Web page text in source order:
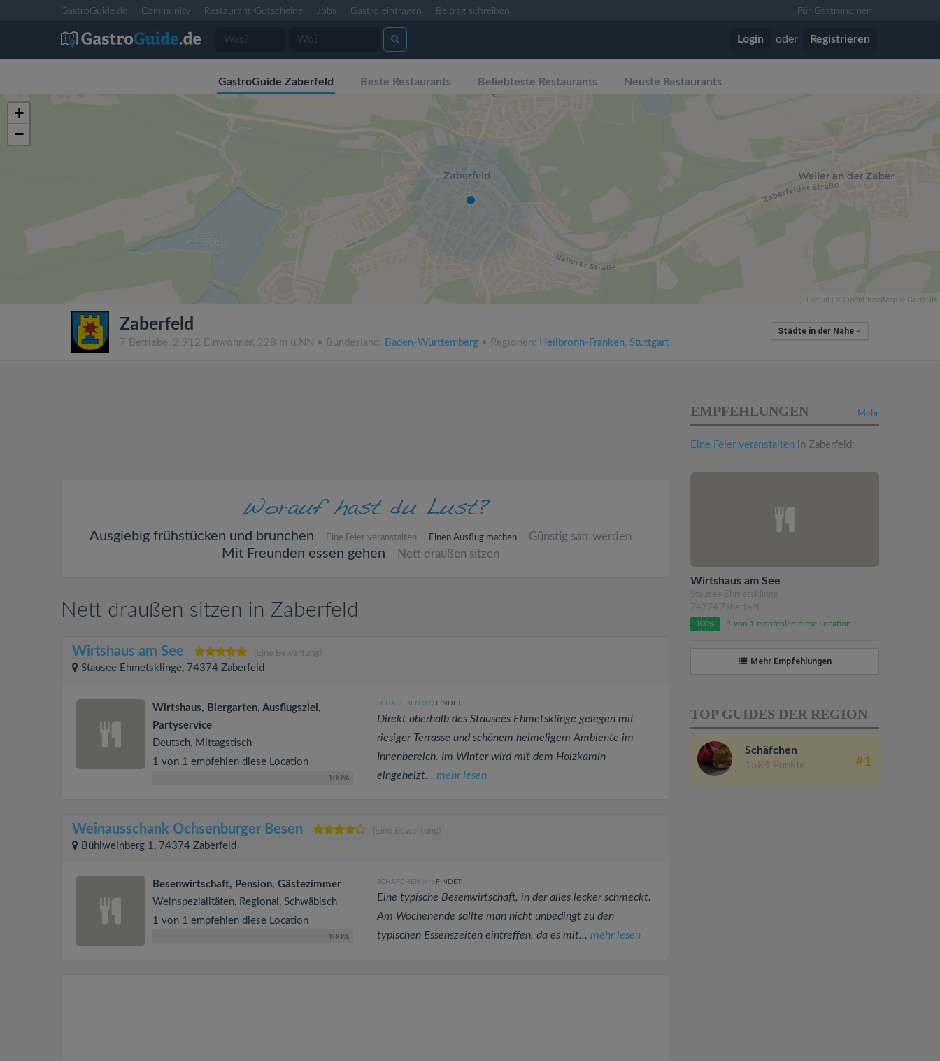
GastroGuide.de Community Restaurant-Gutscheine Jobs Gastro eintragen Beitrag schreiben Für Gastronomen
Login oder Registrieren
GastroGuide Zaberfeld Beste Restaurants Beliebteste Restaurants Neuste Restaurants
+
−
Leaflet | © OpenStreetMap © CartoDB
Zaberfeld
7 Betriebe, 2.912 Einwohner, 228 m ü.NN • Bundesland: Baden-Württemberg • Regionen: Heilbronn-Franken, Stuttgart
Städte in der Nähe
Ausgiebig frühstücken und brunchen Eine Feier veranstalten Einen Ausflug machen Günstig satt werden
Mit Freunden essen gehen Nett draußen sitzen
Nett draußen sitzen in Zaberfeld
Wirtshaus am See (Eine Bewertung)
Stausee Ehmetsklinge, 74374 Zaberfeld
Wirtshaus, Biergarten, Ausflugsziel,
Partyservice
Deutsch, Mittagstisch
1 von 1 empfehlen diese Location
100%
SCHÄFCHEN (97 )FINDET:
Direkt oberhalb des Stausees Ehmetsklinge gelegen mit
riesiger Terrasse und schönem heimeligem Ambiente im
Innenbereich. Im Winter wird mit dem Holzkamin
eingeheizt... mehr lesen
Weinausschank Ochsenburger Besen (Eine Bewertung)
Bühlweinberg 1, 74374 Zaberfeld
Besenwirtschaft, Pension, Gästezimmer
Weinspezialitäten, Regional, Schwäbisch
1 von 1 empfehlen diese Location
100%
SCHÄFCHEN (97 )FINDET:
Eine typische Besenwirtschaft, in der alles lecker schmeckt.
Am Wochenende sollte man nicht unbedingt zu den
typischen Essenszeiten eintreffen, da es mit... mehr lesen
Mehr
EMPFEHLUNGEN
Eine Feier veranstalten in Zaberfeld:
Wirtshaus am See
Stausee Ehmetsklinge
74374 Zaberfeld
100% 1 von 1 empfehlen diese Location
Mehr Empfehlungen
TOP GUIDES DER REGION
Schäfchen
1584 Punkte #1